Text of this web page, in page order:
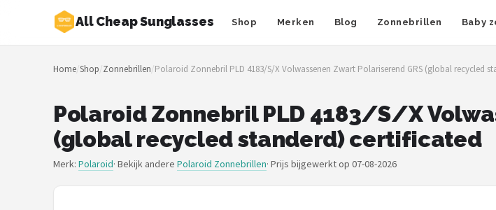
All Cheap Sunglasses Shop Merken Blog Zonnebrillen Baby
Zoeken
NAVIGATIE
Merken
Blog
Home/Shop/Zonnebrillen/Polaroid Zonnebril PLD 4183/S/X Volwassenen Zwart Polariserend GRS (global recycled
Polaroid Zonnebril PLD 4183/S/X
(global recycled standerd) certificated
Merk: Polaroid· Bekijk andere Polaroid Zonnebrillen· Prijs bijgewerkt op 07-08-2026